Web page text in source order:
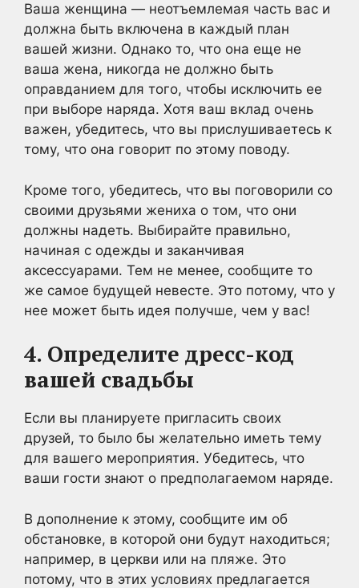
Ваша женщина — неотъемлемая часть вас и
должна быть включена в каждый план
вашей жизни. Однако то, что она еще не
ваша жена, никогда не должно быть
оправданием для того, чтобы исключить ее
при выборе наряда. Хотя ваш вклад очень
важен, убедитесь, что вы прислушиваетесь к
тому, что она говорит по этому поводу.
Кроме того, убедитесь, что вы поговорили со
своими друзьями жениха о том, что они
должны надеть. Выбирайте правильно,
начиная с одежды и заканчивая
аксессуарами. Тем не менее, сообщите то
же самое будущей невесте. Это потому, что у
нее может быть идея получше, чем у вас!
4. Определите дресс-код
вашей свадьбы
Если вы планируете пригласить своих
друзей, то было бы желательно иметь тему
для вашего мероприятия. Убедитесь, что
ваши гости знают о предполагаемом наряде.
В дополнение к этому, сообщите им об
обстановке, в которой они будут находиться;
например, в церкви или на пляже. Это
потому, что в этих условиях предлагается